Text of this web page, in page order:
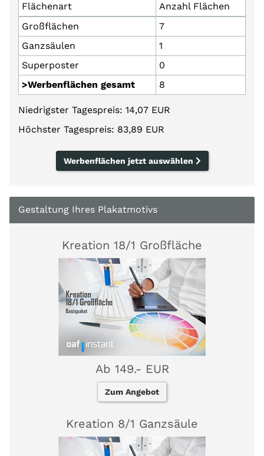
Flächenart
Anzahl Flächen
Großflächen
7
Ganzsäulen
1
Superposter
0
>Werbenflächen gesamt
8
Niedrigster Tagespreis: 14,07 EUR
Höchster Tagespreis: 83,89 EUR
Werbenflächen jetzt auswählen
Gestaltung Ihres Plakatmotivs
Kreation 18/1 Großfläche
Ab 149.- EUR
Zum Angebot
Kreation 8/1 Ganzsäule